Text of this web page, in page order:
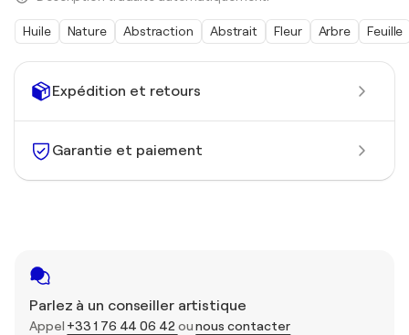
Expédition et retours
Garantie et paiement
Parlez à un conseiller artistique
Appel +33 1 76 44 06 42 ounous contacter
Huile Nature Abstraction Abstrait Fleur Arbre Feuille